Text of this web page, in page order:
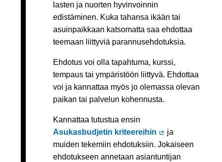
lasten ja nuorten hyvinvoinnin
edistäminen. Kuka tahansa ikään tai
asuinpaikkaan katsomatta saa ehdottaa
teemaan liittyviä parannusehdotuksia.
Ehdotus voi olla tapahtuma, kurssi,
tempaus tai ympäristöön liittyvä. Ehdottaa
voi ja kannattaa myös jo olemassa olevan
paikan tai palvelun kohennusta.
Kannattaa tutustua ensin
Asukasbudjetin kriteereihin
(Ulkoinen linkki)
ja
muiden tekemiin ehdotuksiin. Jokaiseen
ehdotukseen annetaan asiantuntijan